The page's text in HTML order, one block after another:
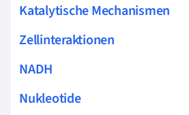
Katalytische Mechanismen
Zellinteraktionen
NADH
Nukleotide